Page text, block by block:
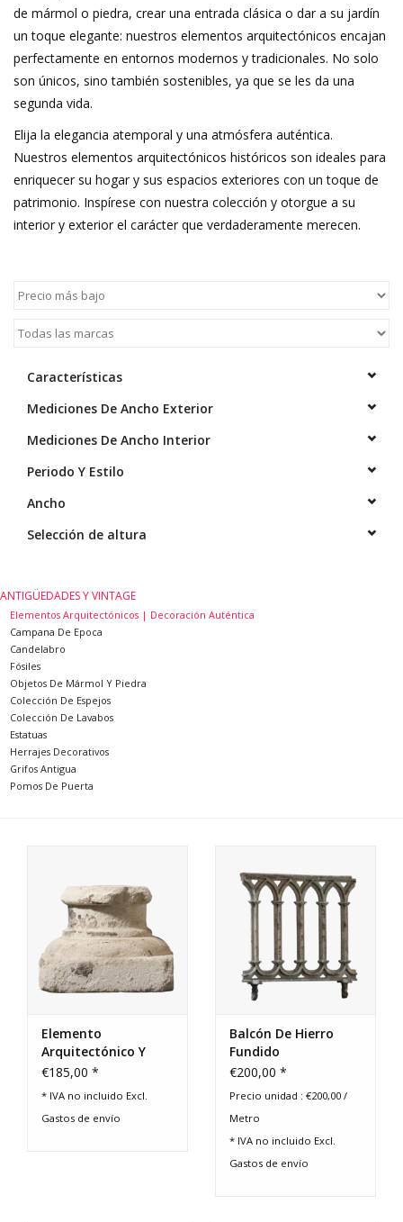
Base de datos IA
login
de mármol o piedra, crear una entrada clásica o dar a su jardín
un toque elegante: nuestros elementos arquitectónicos encajan
perfectamente en entornos modernos y tradicionales. No solo
son únicos, sino también sostenibles, ya que se les da una
segunda vida.
Elija la elegancia atemporal y una atmósfera auténtica.
Nuestros elementos arquitectónicos históricos son ideales para
enriquecer su hogar y sus espacios exteriores con un toque de
patrimonio. Inspírese con nuestra colección y otorgue a su
interior y exterior el carácter que verdaderamente merecen.
Características
Mediciones De Ancho Exterior
Mediciones De Ancho Interior
Periodo Y Estilo
Ancho
Selección de altura
ANTIGÜEDADES Y VINTAGE
Elementos Arquitectónicos | Decoración Auténtica
Campana De Epoca
Candelabro
Fósiles
Objetos De Mármol Y Piedra
Colección De Espejos
Colección De Lavabos
Estatuas
Herrajes Decorativos
Grifos Antigua
Pomos De Puerta
Elemento
Arquitectónico Y
Decorativo Francés
€185,00 *
* IVA no incluido Excl.
Gastos de envío
Balcón De Hierro
Fundido
€200,00 *
Precio unidad : €200,00 /
Metro
* IVA no incluido Excl.
Gastos de envío